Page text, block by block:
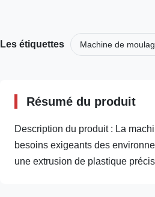
Les étiquettes Machine de
Résumé du produit
Description du produit : La
besoins exigeants des
une extrusion de plastique